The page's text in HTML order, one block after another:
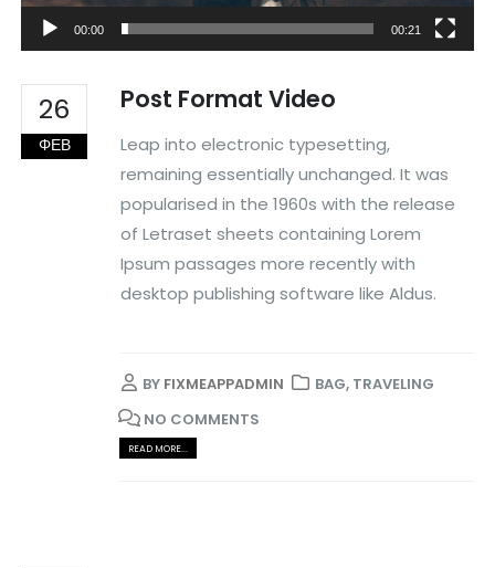
00:00 00:21
26
ΦΕΒ
Post Format Video
Leap into electronic typesetting,
remaining essentially unchanged. It was
popularised in the 1960s with the release
of Letraset sheets containing Lorem
Ipsum passages more recently with
desktop publishing software like Aldus.
BY FIXMEAPPADMIN BAG, TRAVELING
NO COMMENTS
READ MORE...